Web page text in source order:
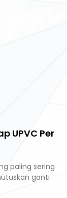
UPVC Per
paling sering
ganti